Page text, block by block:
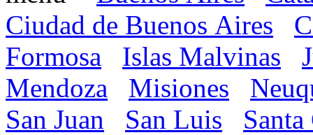
Ciudad de Buenos Aires
Formosa
Islas Malvinas
Mendoza
Misiones
San Juan
San Luis